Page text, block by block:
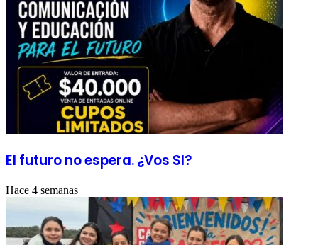
El futuro no espera. ¿Vos SI?
Hace 4 semanas